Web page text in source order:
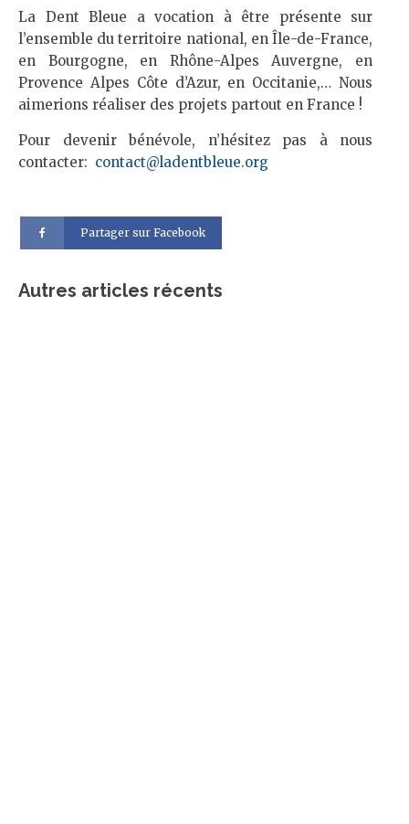
La Dent Bleue a vocation à être présente sur
l’ensemble du territoire national, en Île-de-France,
en Bourgogne, en Rhône-Alpes Auvergne, en
Provence Alpes Côte d’Azur, en Occitanie,… Nous
aimerions réaliser des projets partout en France !
Pour devenir bénévole, n’hésitez pas à nous
contacter: contact@ladentbleue.org
Partager sur Facebook
Autres articles récents